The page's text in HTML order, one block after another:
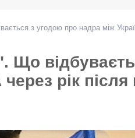
з угодою про надра між
Що
рік після